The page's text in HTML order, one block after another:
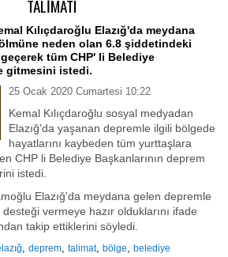
TALİMATI
Kılıçdaroğlu Elazığ'da meydana
neden olan 6.8 şiddetindeki
tüm CHP' li Belediye
gitmesini istedi.
25 Ocak 2020 Cumartesi 10:22
Kemal Kılıçdaroğlu sosyal medyadan
Elazığ'da yaşanan depremle ilgili bölgede
hayatlarını kaybeden tüm yurttaşlara
CHP li Belediye Başkanlarının deprem
istedi.
Elazığ'da meydana gelen depremle
vermeye hazır olduklarını ifade
takip ettiklerini söyledi.
,deprem,talimat,bölge,belediye